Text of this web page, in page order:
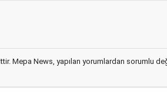
Mepa News, yapılan yorumlardan sorumlu